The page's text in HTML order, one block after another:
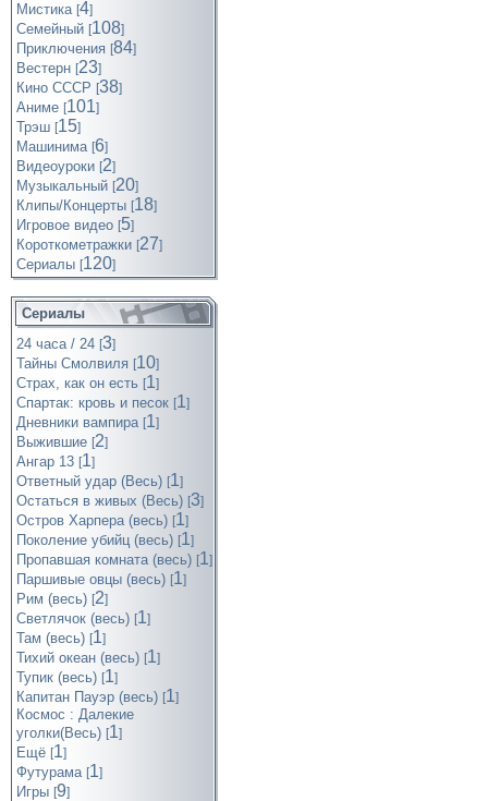
Мистика [4]
Семейный [108]
Приключения [84]
Вестерн [23]
Кино СССР [38]
Аниме [101]
Трэш [15]
Машинима [6]
Видеоуроки [2]
Музыкальный [20]
Клипы/Концерты [18]
Игровое видео [5]
Короткометражки [27]
Cериалы [120]
Сериалы
24 часа / 24 [3]
Тайны Смолвиля [10]
Страх, как он есть [1]
Спартак: кровь и песок [1]
Дневники вампира [1]
Выжившие [2]
Ангар 13 [1]
Ответный удар (Весь) [1]
Остаться в живых (Весь) [3]
Остров Харпера (весь) [1]
Поколение убийц (весь) [1]
Пропавшая комната (весь) [1]
Паршивые овцы (весь) [1]
Рим (весь) [2]
Светлячок (весь) [1]
Там (весь) [1]
Тихий океан (весь) [1]
Тупик (весь) [1]
Капитан Пауэр (весь) [1]
Космос : Далекие
уголки(Весь) [1]
Ещё [1]
Футурама [1]
Игры [9]